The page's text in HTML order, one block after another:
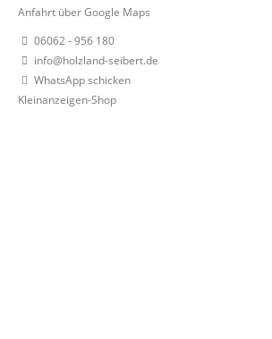
Anfahrt über Google Maps
06062 - 956 180
info@holzland-seibert.de
WhatsApp schicken
Kleinanzeigen-Shop